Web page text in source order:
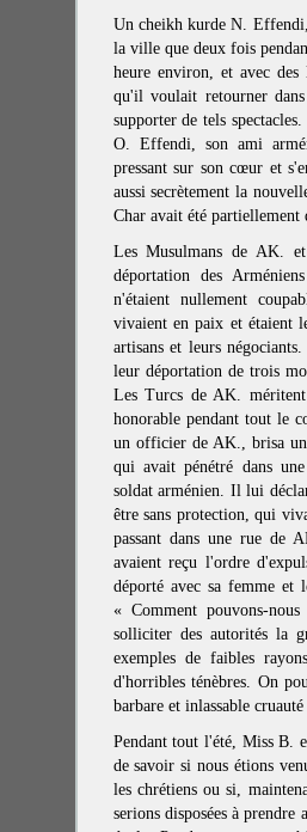
Un cheikh kurde N.
la ville que deux fois
heure environ, et avec
qu'il voulait retourner
supporter de tels
O. Effendi, son ami
pressant sur son cœur et
aussi secrètement la
Char avait été
Les Musulmans de AK.
déportation des
n'étaient nullement
vivaient en paix et étaient
artisans et leurs
leur déportation de trois
Les Turcs de AK.
honorable pendant tout le
un officier de AK., brisa
qui avait pénétré dans
soldat arménien. Il lui
être sans protection, qui
passant dans une rue de
avaient reçu l'ordre
déporté avec sa femme
« Comment pouvons-
solliciter des autorités la
exemples de faibles
d'horribles ténèbres. On
barbare et inlassable
Pendant tout l'été, Miss B.
de savoir si nous étions
les chrétiens ou si,
serions disposées à prendre